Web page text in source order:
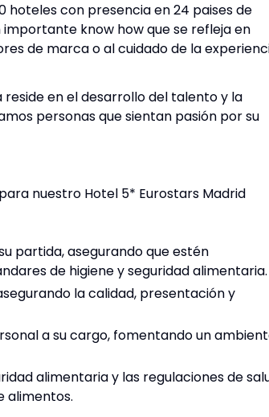
con presencia en 24 paises de
know how que se refleja en
de marca o al cuidado de la
en el desarrollo del talento y la
personas que sientan pasión por su
para nuestro Hotel 5* Eurostars Madrid
partida, asegurando que estén
de higiene y seguridad alimentaria.
la calidad, presentación y
a su cargo, fomentando un
alimentaria y las regulaciones de
alimentos.